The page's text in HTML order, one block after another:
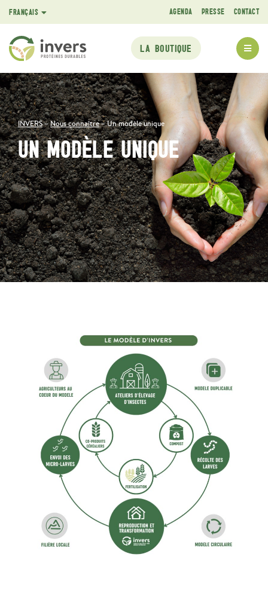
FRANÇAIS
ENGLISH AGENDA PRESSE CONTACT
LA BOUTIQUE
INVERS–Nous connaître–Un modèle unique
UN MODÈLE UNIQUE